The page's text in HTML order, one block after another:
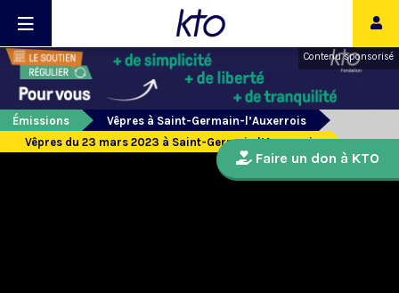
Contenu sponsorisé
Émissions
Vêpres à Saint-Germain-l’Auxerrois
Vêpres du 23 mars 2023 à Saint-Germain l’Auxerrois
Faire un don à KTO